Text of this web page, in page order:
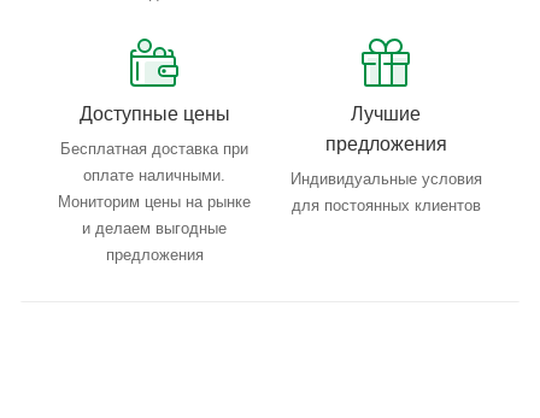
Доступные цены
Бесплатная доставка при
оплате наличными.
Мониторим цены на рынке
и делаем выгодные
предложения
Лучшие
предложения
Индивидуальные условия
для постоянных клиентов